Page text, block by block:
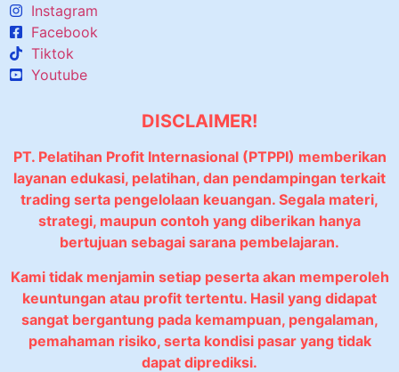
Instagram
Facebook
Tiktok
Youtube
DISCLAIMER!
PT. Pelatihan Profit Internasional (PTPPI) memberikan
layanan edukasi, pelatihan, dan pendampingan terkait
trading serta pengelolaan keuangan. Segala materi,
strategi, maupun contoh yang diberikan hanya
bertujuan sebagai sarana pembelajaran.
Kami tidak menjamin setiap peserta akan memperoleh
keuntungan atau profit tertentu. Hasil yang didapat
sangat bergantung pada kemampuan, pengalaman,
pemahaman risiko, serta kondisi pasar yang tidak
dapat diprediksi.